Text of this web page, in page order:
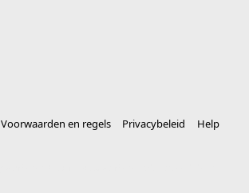
Voorwaarden en regels Privacybeleid
Help